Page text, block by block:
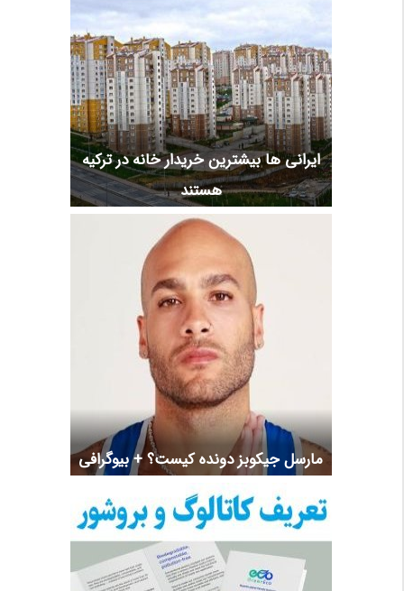
ایرانی ها بیشترین خریدار خانه در ترکیه
هستند
مارسل جیکوبز دونده کیست؟ + بیوگرافی